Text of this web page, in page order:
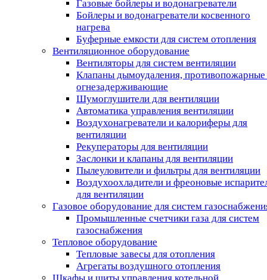
Газовые бойлеры и водонагреватели
Бойлеры и водонагреватели косвенного
нагрева
Буферные емкости для систем отопления
Вентиляционное оборудование
Вентиляторы для систем вентиляции
Клапаны дымоудаления, противопожарные
огнезадерживающие
Шумоглушители для вентиляции
Автоматика управления вентиляции
Воздухонагреватели и калориферы для
вентиляции
Рекуператоры для вентиляции
Заслонки и клапаны для вентиляции
Пылеуловители и фильтры для вентиляции
Воздухоохладители и фреоновые
для вентиляции
Газовое оборудование для систем
Промышленные счетчики газа для систем
газоснабжения
Тепловое оборудование
Тепловые завесы для отопления
Агрегаты воздушного отопления